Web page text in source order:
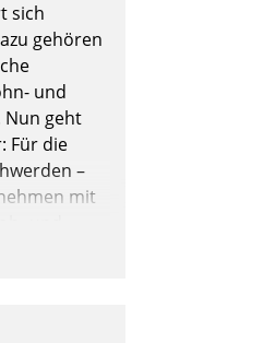
sich
gehören
und
geht
Für die
–
mit
eigenen